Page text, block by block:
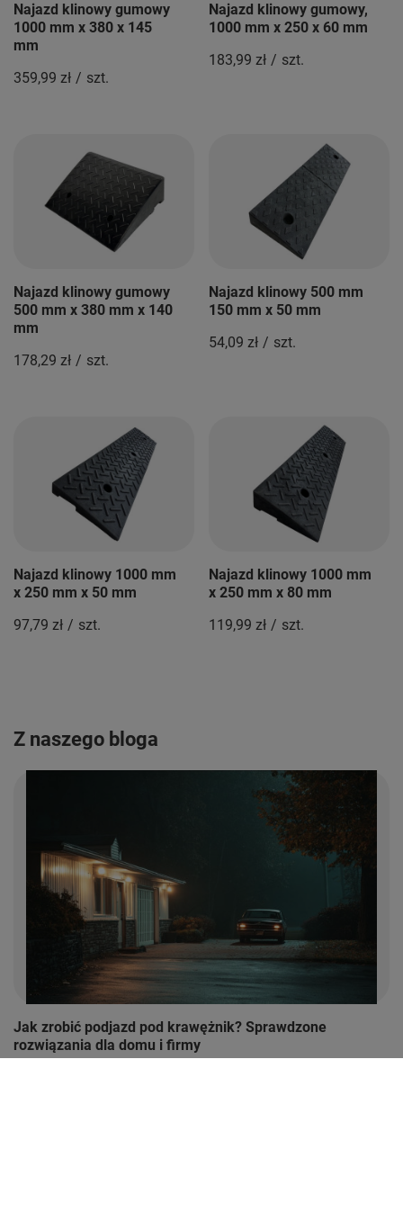
Najazd klinowy gumowy
1000 mm x 380 x 145
mm
359,99 zł / szt.
Najazd klinowy gumowy,
1000 mm x 250 x 60 mm
183,99 zł / szt.
Najazd klinowy gumowy
500 mm x 380 mm x 140
mm
178,29 zł / szt.
Najazd klinowy 500 mm
150 mm x 50 mm
54,09 zł / szt.
Najazd klinowy 1000 mm
x 250 mm x 50 mm
97,79 zł / szt.
Najazd klinowy 1000 mm
x 250 mm x 80 mm
119,99 zł / szt.
Z naszego bloga
Jak zrobić podjazd pod krawężnik? Sprawdzone
rozwiązania dla domu i firmy